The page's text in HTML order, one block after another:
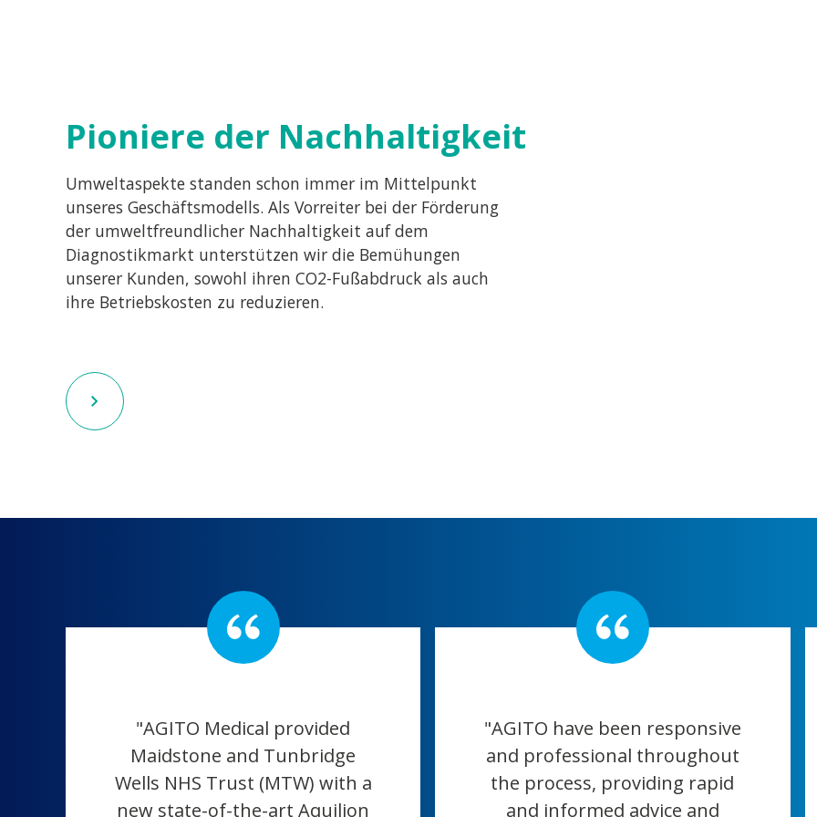
Pioniere der Nachhaltigkeit
Umweltaspekte standen schon immer im Mittelpunkt
unseres Geschäftsmodells. Als Vorreiter bei der Förderung
der umweltfreundlicher Nachhaltigkeit auf dem
Diagnostikmarkt unterstützen wir die Bemühungen
unserer Kunden, sowohl ihren CO2-Fußabdruck als auch
ihre Betriebskosten zu reduzieren.
"AGITO Medical provided
Maidstone and Tunbridge
Wells NHS Trust (MTW) with a
new state-of-the-art Aquilion
"AGITO have been responsive
and professional throughout
the process, providing rapid
and informed advice and